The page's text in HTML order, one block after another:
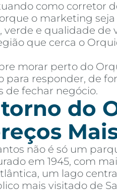
ComprarAlugarBlogPor
como corretor
o marketing
verde e qualidade
que cerca o
morar perto do
para responder, de
de fechar negócio.
do
não é só um
em 1945, com
um lago
mais visitado de